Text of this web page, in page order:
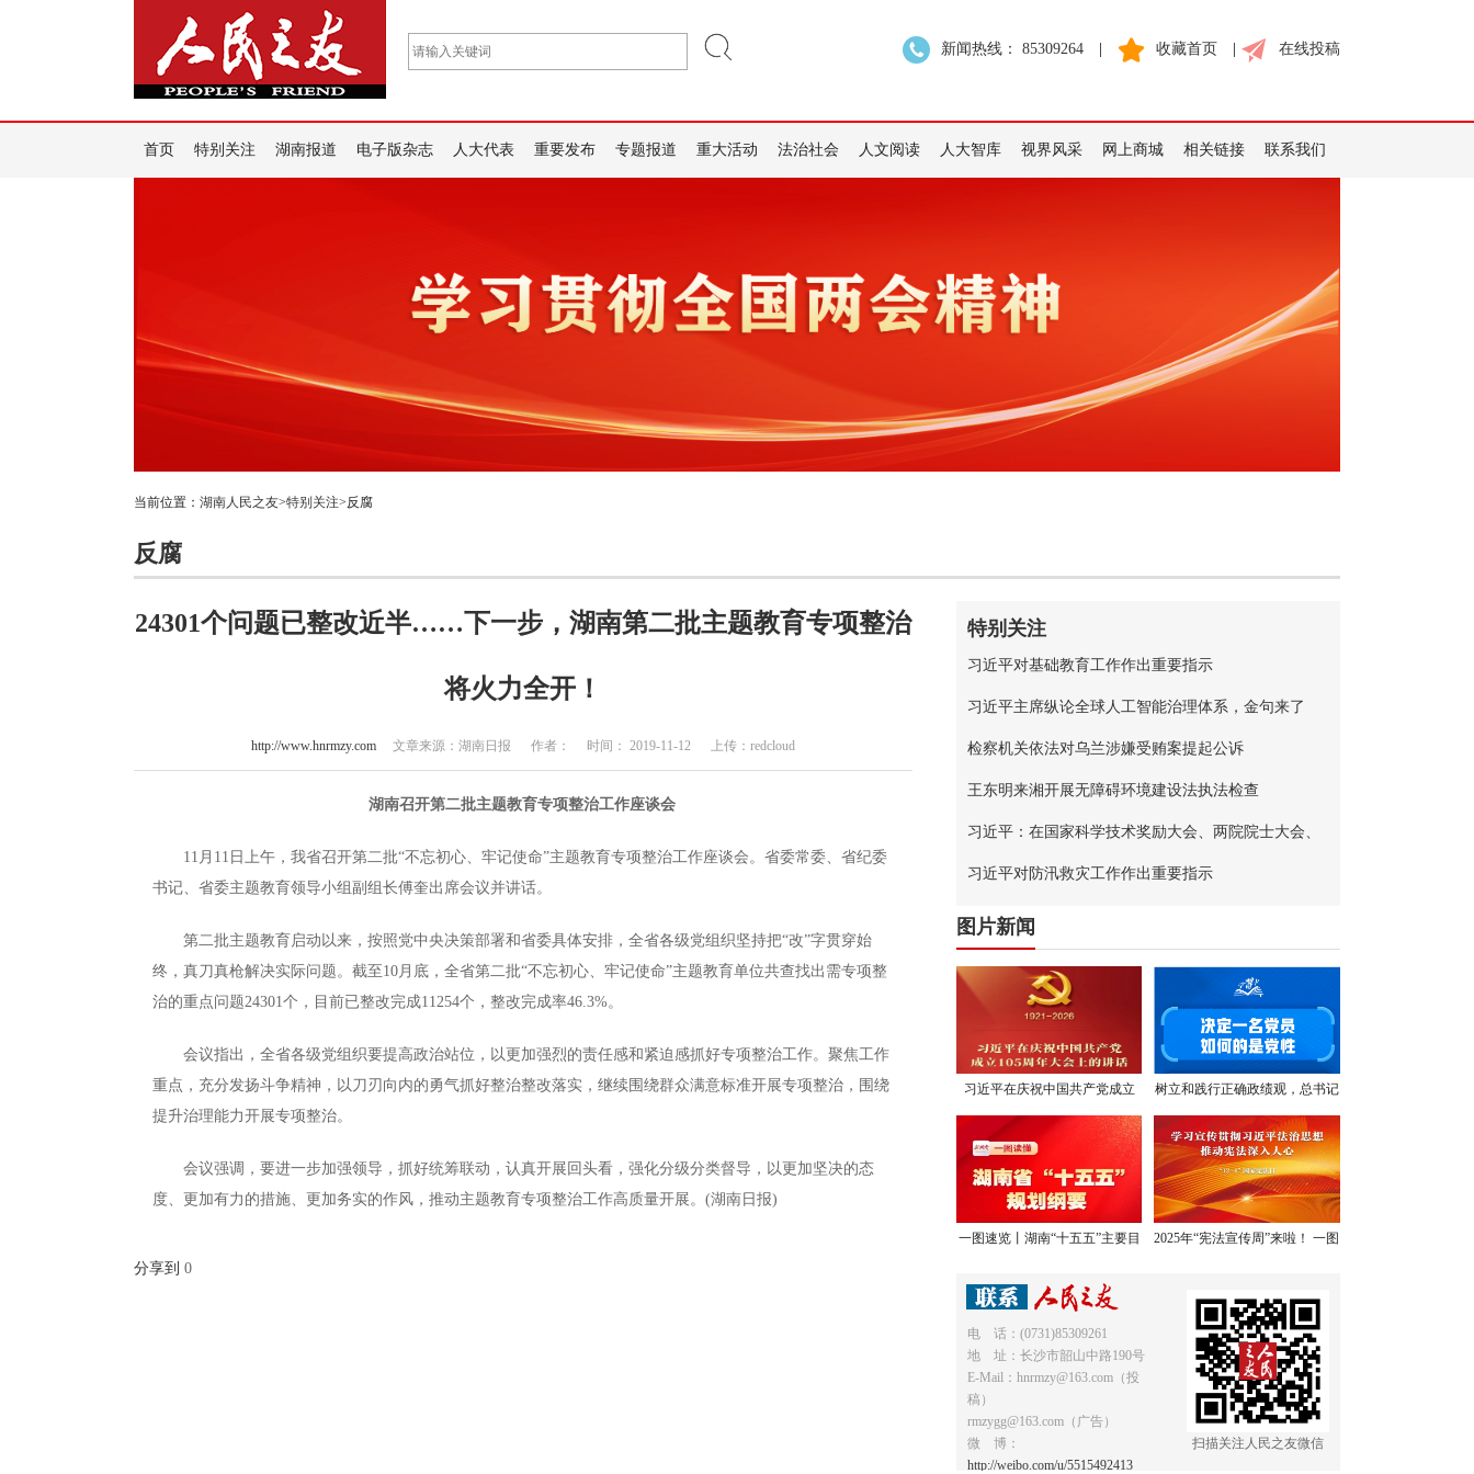
新闻热线： 85309264 收藏首页 在线投稿
首页 特别关注 湖南报道 电子版杂志 人大代表 重要发布 专题报道 重大活动 法治社会 人文阅读 人大智库 视界风采 网上商城 相关链接 联系我们
当前位置： 湖南人民之友>特别关注>反腐
反腐
24301个问题已整改近半……下一步，湖南第二批主题教育专项整治
将火力全开！
http://www.hnrmzy.com 文章来源：湖南日报 作者： 时间： 2019-11-12 上传：redcloud
湖南召开第二批主题教育专项整治工作座谈会
11月11日上午，我省召开第二批“不忘初心、牢记使命”主题教育专项整治工作座谈会。省委常委、省纪委
书记、省委主题教育领导小组副组长傅奎出席会议并讲话。
第二批主题教育启动以来，按照党中央决策部署和省委具体安排，全省各级党组织坚持把“改”字贯穿始
终，真刀真枪解决实际问题。截至10月底，全省第二批“不忘初心、牢记使命”主题教育单位共查找出需专项整
治的重点问题24301个，目前已整改完成11254个，整改完成率46.3%。
会议指出，全省各级党组织要提高政治站位，以更加强烈的责任感和紧迫感抓好专项整治工作。聚焦工作
重点，充分发扬斗争精神，以刀刃向内的勇气抓好整治整改落实，继续围绕群众满意标准开展专项整治，围绕
提升治理能力开展专项整治。
会议强调，要进一步加强领导，抓好统筹联动，认真开展回头看，强化分级分类督导，以更加坚决的态
度、更加有力的措施、更加务实的作风，推动主题教育专项整治工作高质量开展。(湖南日报)
分享到 0
特别关注
习近平对基础教育工作作出重要指示
习近平主席纵论全球人工智能治理体系，金句来了
检察机关依法对乌兰涉嫌受贿案提起公诉
王东明来湘开展无障碍环境建设法执法检查
习近平：在国家科学技术奖励大会、两院院士大会、
中国科协第十一次全国代表大会上的讲话
习近平对防汛救灾工作作出重要指示
图片新闻
习近平在庆祝中国共产党成立
105周年大会上的讲话，学金
句，悟深意！
树立和践行正确政绩观，总书记
提出明确要求
一图速览丨湖南“十五五”主要目
2025年“宪法宣传周”来啦！ 一图
电 话：(0731)85309261
地 址：长沙市韶山中路190号
E-Mail：hnrmzy@163.com（投
稿）
rmzygg@163.com（广告）
微 博：
http://weibo.com/u/5515492413
扫描关注人民之友微信